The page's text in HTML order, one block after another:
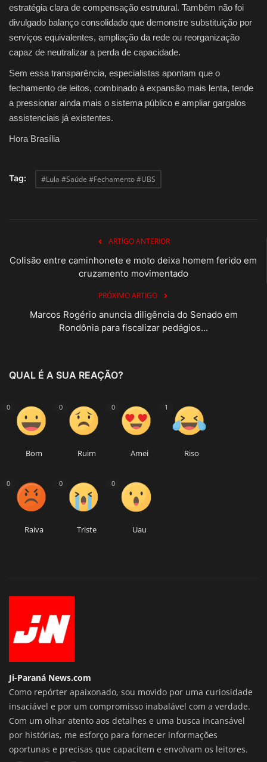
estratégia clara de compensação estrutural. Também não foi
divulgado balanço consolidado que demonstre substituição por
serviços equivalentes, ampliação da rede ou reorganização
capaz de neutralizar a perda de capacidade.
Sem essa transparência, especialistas apontam que o
fechamento de leitos, combinado à expansão mais lenta, tende
a pressionar ainda mais o sistema público e ampliar gargalos
assistenciais já existentes.
Hora Brasília
Tag: #Lula #Saúde #Fechamento #UBS
ARTIGO ANTERIOR
Colisão entre caminhonete e moto deixa homem ferido em
cruzamento movimentado
PRÓXIMO ARTIGO
Marcos Rogério anuncia diligência do Senado em
Rondônia para fiscalizar pedágios...
QUAL É A SUA REAÇÃO?
0
Bom
0
Ruim
0
Amei
1
Riso
0
Raiva
0
Triste
0
Uau
Ji-Paraná News.com
Como repórter apaixonado, sou movido por uma curiosidade
insaciável e por um compromisso inabalável com a verdade.
Com um olhar atento aos detalhes e uma busca incansável
por histórias, me esforço para fornecer informações
oportunas e precisas que capacitem e envolvam os leitores.